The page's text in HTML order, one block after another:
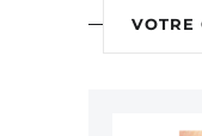
VOTRE